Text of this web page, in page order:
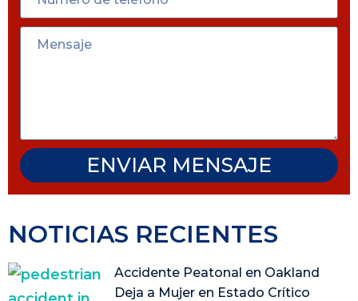
ENVIAR MENSAJE
NOTICIAS RECIENTES
Accidente Peatonal en Oakland
Deja a Mujer en Estado Crítico